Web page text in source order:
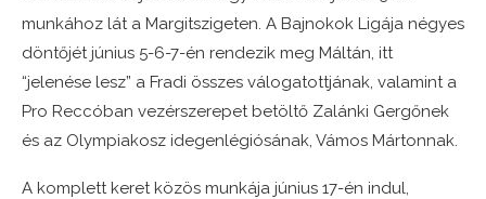
munkához lát a Margitszigeten. A Bajnokok Ligája négyes
döntőjét június 5-6-7-én rendezik meg Máltán, itt
“jelenése lesz” a Fradi összes válogatottjának, valamint a
Pro Reccóban vezérszerepet betöltő Zalánki Gergőnek
és az Olympiakosz idegenlégiósának, Vámos Mártonnak.
A komplett keret közös munkája június 17-én indul,